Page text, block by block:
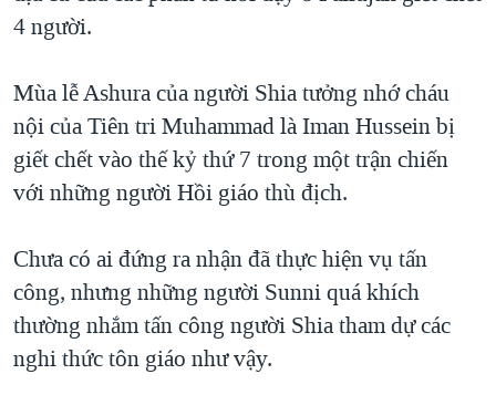
4 người.
Mùa lễ Ashura của người Shia tưởng nhớ cháu
nội của Tiên tri Muhammad là Iman Hussein bị
giết chết vào thế kỷ thứ 7 trong một trận chiến
với những người Hồi giáo thù địch.
Chưa có ai đứng ra nhận đã thực hiện vụ tấn
công, nhưng những người Sunni quá khích
thường nhắm tấn công người Shia tham dự các
nghi thức tôn giáo như vậy.